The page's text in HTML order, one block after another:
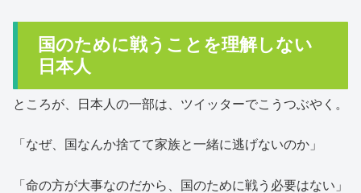
国のために戦うことを理解しない
日本人
ところが、日本人の一部は、ツイッターでこうつぶやく。
「なぜ、国なんか捨てて家族と一緒に逃げないのか」
「命の方が大事なのだから、国のために戦う必要はない」